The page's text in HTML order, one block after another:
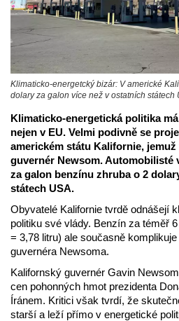
Klimaticko-energetcký bizár: V americké
dolary za galon více než v ostatních státech
Klimaticko-energetická politika
nejen v EU. Velmi podivně se
americkém státu Kalifornie,
guvernér Newsom.
za galon benzínu zhruba o 2
státech USA.
Obyvatelé Kalifornie tvrdě odnášejí
politiku své vlády. Benzín za téměř
= 3,78 litru) ale současně
guvernéra Newsoma.
Kalifornský guvernér Gavin
cen pohonných hmot prezidenta
Íránem. Kritici však tvrdí, že
starší a leží přímo v energetické